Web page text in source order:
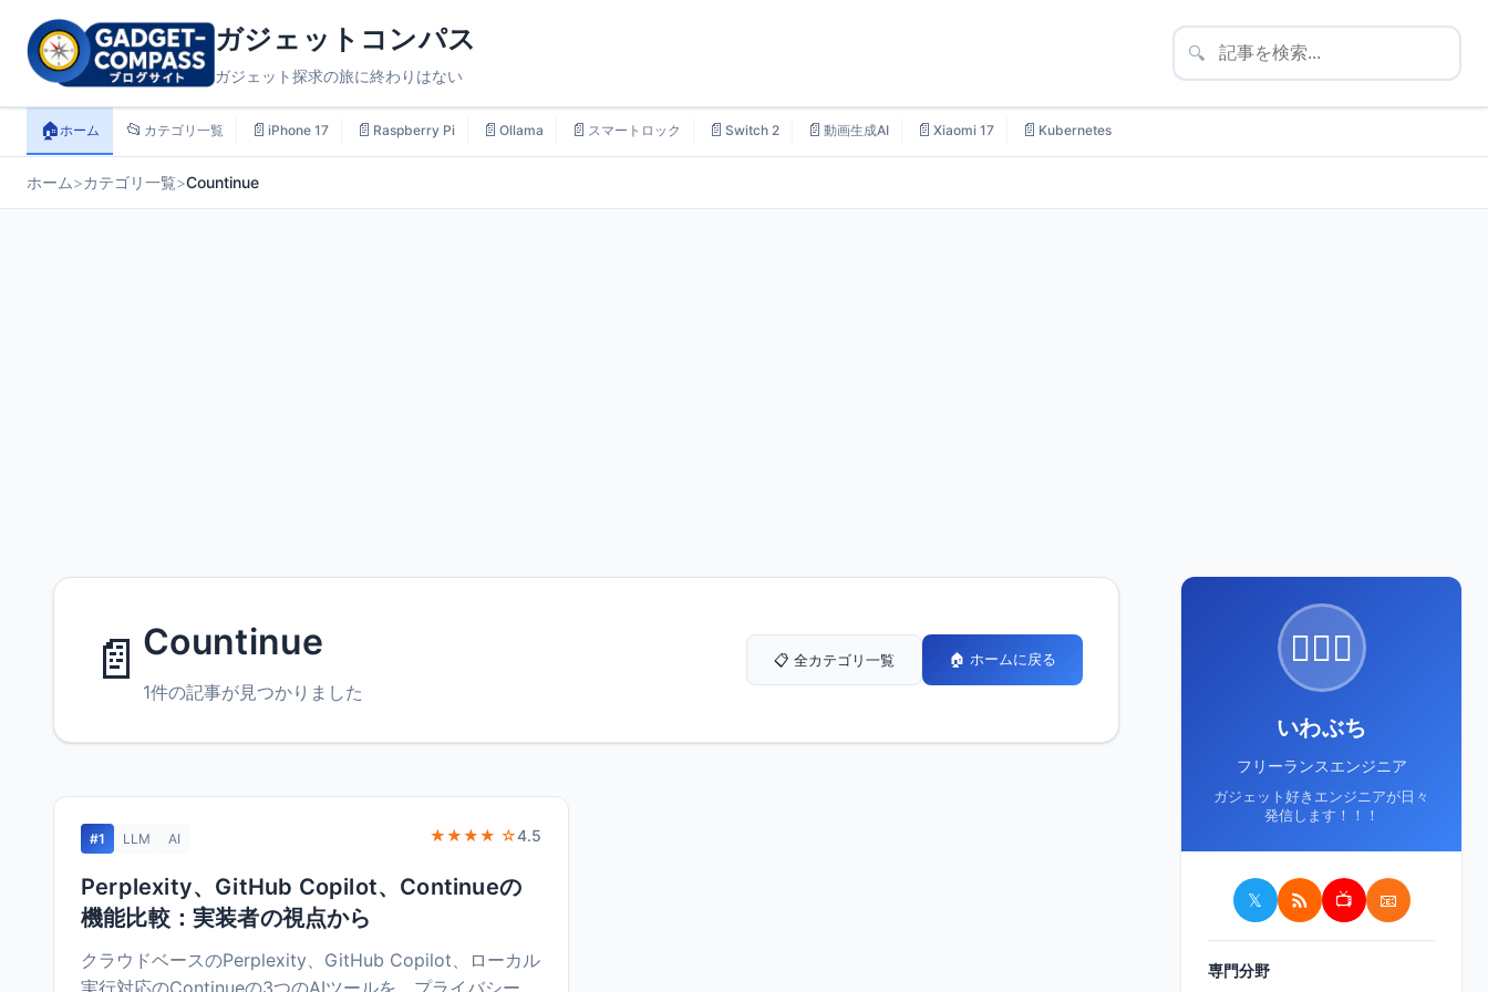
ガジェットコンパス
ガジェット探求の旅に終わりはない
🔍
🏠ホーム 📂 カテゴリ一覧 📄 iPhone 17 📄 Raspberry Pi 📄 Ollama 📄 スマートロック 📄 Switch 2 📄 動画生成AI 📄 Xiaomi 17 📄 Kubernetes
ホーム>カテゴリ一覧>Countinue
📄 Countinue
1件の記事が見つかりました
📋 全カテゴリ一覧 🏠 ホームに戻る
#1 LLM AI ★★★★ ☆4.5
Perplexity、GitHub Copilot、Continueの
機能比較：実装者の視点から
クラウドベースのPerplexity、GitHub Copilot、ローカル
実行対応のContinueの3つのAIツールを、プライバシー、
🙋🏻‍♂️
いわぶち
フリーランスエンジニア
ガジェット好きエンジニアが日々
発信します！！！
𝕏 📺 📧
専門分野